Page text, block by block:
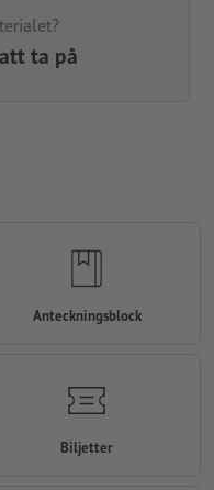
ta på
Anteckningsblock
Biljetter